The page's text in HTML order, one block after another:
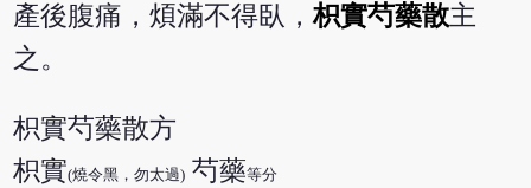
產後腹痛，煩滿不得臥，枳實芍藥散主
之。
枳實芍藥散方
枳實(燒令黑，勿太過) 芍藥等分